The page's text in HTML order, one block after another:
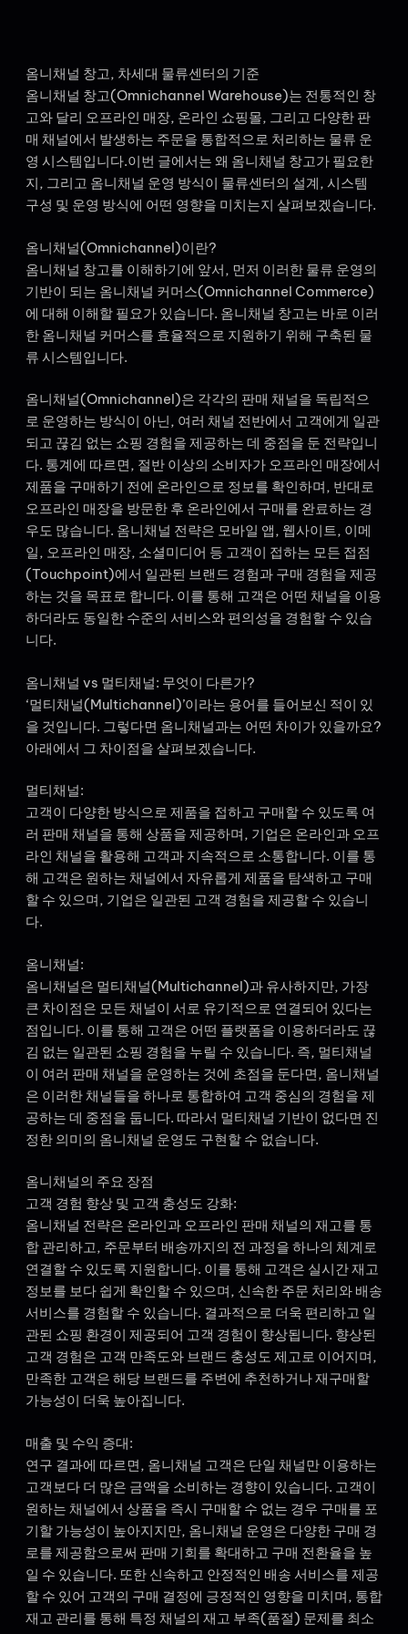
옴니채널 창고, 차세대 물류센터의 기준
옴니채널 창고(Omnichannel Warehouse)는 전통적인 창
고와 달리 오프라인 매장, 온라인 쇼핑몰, 그리고 다양한 판
매 채널에서 발생하는 주문을 통합적으로 처리하는 물류 운
영 시스템입니다.이번 글에서는 왜 옴니채널 창고가 필요한
지, 그리고 옴니채널 운영 방식이 물류센터의 설계, 시스템
구성 및 운영 방식에 어떤 영향을 미치는지 살펴보겠습니다.
옴니채널(Omnichannel)이란?
옴니채널 창고를 이해하기에 앞서, 먼저 이러한 물류 운영의
기반이 되는 옴니채널 커머스(Omnichannel Commerce)
에 대해 이해할 필요가 있습니다. 옴니채널 창고는 바로 이러
한 옴니채널 커머스를 효율적으로 지원하기 위해 구축된 물
류 시스템입니다.
옴니채널(Omnichannel)은 각각의 판매 채널을 독립적으
로 운영하는 방식이 아닌, 여러 채널 전반에서 고객에게 일관
되고 끊김 없는 쇼핑 경험을 제공하는 데 중점을 둔 전략입니
다. 통계에 따르면, 절반 이상의 소비자가 오프라인 매장에서
제품을 구매하기 전에 온라인으로 정보를 확인하며, 반대로
오프라인 매장을 방문한 후 온라인에서 구매를 완료하는 경
우도 많습니다. 옴니채널 전략은 모바일 앱, 웹사이트, 이메
일, 오프라인 매장, 소셜미디어 등 고객이 접하는 모든 접점
(Touchpoint)에서 일관된 브랜드 경험과 구매 경험을 제공
하는 것을 목표로 합니다. 이를 통해 고객은 어떤 채널을 이용
하더라도 동일한 수준의 서비스와 편의성을 경험할 수 있습
니다.
옴니채널 vs 멀티채널: 무엇이 다른가?
‘멀티채널(Multichannel)’이라는 용어를 들어보신 적이 있
을 것입니다. 그렇다면 옴니채널과는 어떤 차이가 있을까요?
아래에서 그 차이점을 살펴보겠습니다.
멀티채널:
고객이 다양한 방식으로 제품을 접하고 구매할 수 있도록 여
러 판매 채널을 통해 상품을 제공하며, 기업은 온라인과 오프
라인 채널을 활용해 고객과 지속적으로 소통합니다. 이를 통
해 고객은 원하는 채널에서 자유롭게 제품을 탐색하고 구매
할 수 있으며, 기업은 일관된 고객 경험을 제공할 수 있습니
다.
옴니채널:
옴니채널은 멀티채널(Multichannel)과 유사하지만, 가장
큰 차이점은 모든 채널이 서로 유기적으로 연결되어 있다는
점입니다. 이를 통해 고객은 어떤 플랫폼을 이용하더라도 끊
김 없는 일관된 쇼핑 경험을 누릴 수 있습니다. 즉, 멀티채널
이 여러 판매 채널을 운영하는 것에 초점을 둔다면, 옴니채널
은 이러한 채널들을 하나로 통합하여 고객 중심의 경험을 제
공하는 데 중점을 둡니다. 따라서 멀티채널 기반이 없다면 진
정한 의미의 옴니채널 운영도 구현할 수 없습니다.
옴니채널의 주요 장점
고객 경험 향상 및 고객 충성도 강화:
옴니채널 전략은 온라인과 오프라인 판매 채널의 재고를 통
합 관리하고, 주문부터 배송까지의 전 과정을 하나의 체계로
연결할 수 있도록 지원합니다. 이를 통해 고객은 실시간 재고
정보를 보다 쉽게 확인할 수 있으며, 신속한 주문 처리와 배송
서비스를 경험할 수 있습니다. 결과적으로 더욱 편리하고 일
관된 쇼핑 환경이 제공되어 고객 경험이 향상됩니다. 향상된
고객 경험은 고객 만족도와 브랜드 충성도 제고로 이어지며,
만족한 고객은 해당 브랜드를 주변에 추천하거나 재구매할
가능성이 더욱 높아집니다.
매출 및 수익 증대:
연구 결과에 따르면, 옴니채널 고객은 단일 채널만 이용하는
고객보다 더 많은 금액을 소비하는 경향이 있습니다. 고객이
원하는 채널에서 상품을 즉시 구매할 수 없는 경우 구매를 포
기할 가능성이 높아지지만, 옴니채널 운영은 다양한 구매 경
로를 제공함으로써 판매 기회를 확대하고 구매 전환율을 높
일 수 있습니다. 또한 신속하고 안정적인 배송 서비스를 제공
할 수 있어 고객의 구매 결정에 긍정적인 영향을 미치며, 통합
재고 관리를 통해 특정 채널의 재고 부족(품절) 문제를 최소